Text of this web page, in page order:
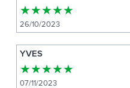
★★★★★
26/10/2023
YVES
★★★★★
07/11/2023